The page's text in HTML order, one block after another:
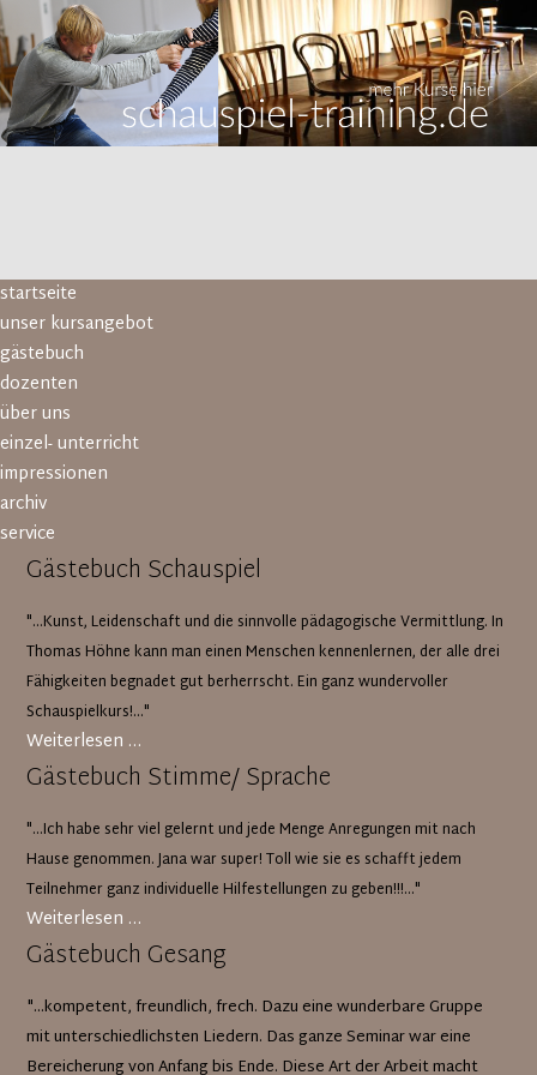
Navigation
überspringen
startseite
unser kursangebot
gästebuch
dozenten
über uns
einzel- unterricht
impressionen
archiv
service
Gästebuch Schauspiel
"...Kunst, Leidenschaft und die sinnvolle pädagogische Vermittlung. In
Thomas Höhne kann man einen Menschen kennenlernen, der alle drei
Fähigkeiten begnadet gut berherrscht. Ein ganz wundervoller
Schauspielkurs!..."
Weiterlesen …
Schauspiel
Gästebuch Stimme/ Sprache
"...Ich habe sehr viel gelernt und jede Menge Anregungen mit nach
Hause genommen. Jana war super! Toll wie sie es schafft jedem
Teilnehmer ganz individuelle Hilfestellungen zu geben!!!..."
Weiterlesen …
Stimme/
Gästebuch Gesang
"...kompetent, freundlich, frech. Dazu eine wunderbare Gruppe
mit unterschiedlichsten Liedern. Das ganze Seminar war eine
Bereicherung von Anfang bis Ende. Diese Art der Arbeit macht